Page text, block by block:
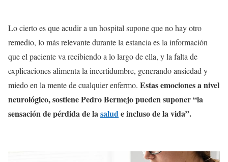
Lo cierto es que acudir a un hospital supone que no hay otro
remedio, lo más relevante durante la estancia es la información
que el paciente va recibiendo a lo largo de ella, y la falta de
explicaciones alimenta la incertidumbre, generando ansiedad y
miedo en la mente de cualquier enfermo. Estas emociones a nivel
neurológico, sostiene Pedro Bermejo pueden suponer “la
sensación de pérdida de lasalude incluso de la vida”.